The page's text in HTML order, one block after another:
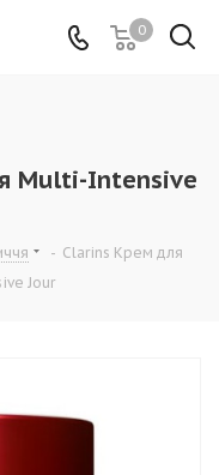
0
Multi-Intensive
- Clarins Крем для
Jour